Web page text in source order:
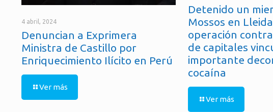
4 abril, 2024
Denuncian a Exprimera
Ministra de Castillo por
Enriquecimiento Ilícito en Perú
Ver más
Detenido un
Mossos en
operación
de capitales
importante
cocaína
Ver más